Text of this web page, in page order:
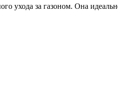
ухода за газоном. Она